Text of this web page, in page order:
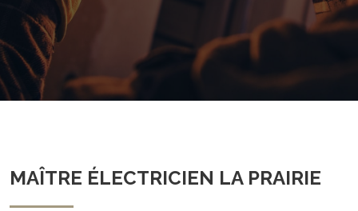
MAÎTRE ÉLECTRICIEN LA PRAIRIE